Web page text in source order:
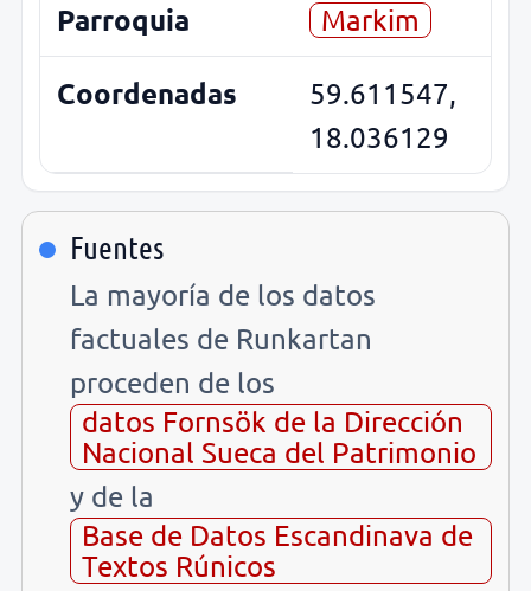
Parroquia Markim
Coordenadas
59.611547,
18.036129
Fuentes
La mayoría de los datos
factuales de Runkartan
proceden de los
datos Fornsök de la Dirección
Nacional Sueca del Patrimonio
y de la
Base de Datos Escandinava de
Textos Rúnicos